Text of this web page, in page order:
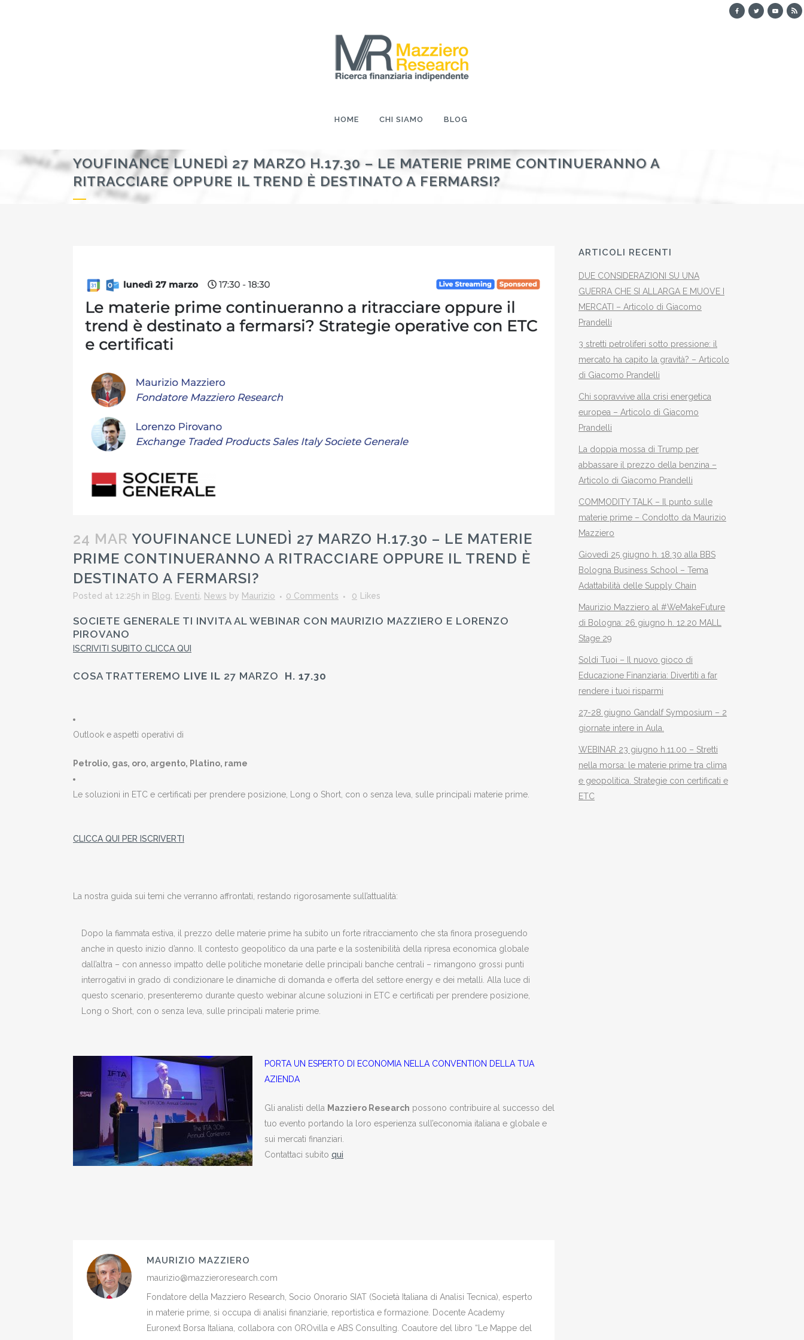
HOME CHI SIAMO BLOG
YOUFINANCE LUNEDÌ 27 MARZO H.17.30 – LE MATERIE PRIME CONTINUERANNO A
RITRACCIARE OPPURE IL TREND È DESTINATO A FERMARSI?
24 MAR YOUFINANCE LUNEDÌ 27 MARZO H.17.30 – LE MATERIE
PRIME CONTINUERANNO A RITRACCIARE OPPURE IL TREND È
DESTINATO A FERMARSI?
Posted at 12:25h in Blog Eventi News by Maurizio 0 Comments 0 Likes
SOCIETE GENERALE TI INVITA AL WEBINAR CON MAURIZIO MAZZIERO E LORENZO
PIROVANO
ISCRIVITI SUBITO CLICCA QUI
COSA TRATTEREMO LIVE IL 27 MARZO H. 17.30
Outlook e aspetti operativi di
Petrolio, gas, oro, argento, Platino, rame
Le soluzioni in ETC e certificati per prendere posizione, Long o Short, con o senza leva, sulle principali materie prime.
CLICCA QUI PER ISCRIVERTI
La nostra guida sui temi che verranno affrontati, restando rigorosamente sull’attualità:
Dopo la fiammata estiva, il prezzo delle materie prime ha subito un forte ritracciamento che sta finora proseguendo
anche in questo inizio d’anno. Il contesto geopolitico da una parte e la sostenibilità della ripresa economica globale
dall’altra – con annesso impatto delle politiche monetarie delle principali banche centrali – rimangono grossi punti
interrogativi in grado di condizionare le dinamiche di domanda e offerta del settore energy e dei metalli. Alla luce di
questo scenario, presenteremo durante questo webinar alcune soluzioni in ETC e certificati per prendere posizione,
Long o Short, con o senza leva, sulle principali materie prime.
PORTA UN ESPERTO DI ECONOMIA NELLA CONVENTION DELLA TUA
AZIENDA
Gli analisti della Mazziero Research possono contribuire al successo del
tuo evento portando la loro esperienza sull’economia italiana e globale e
sui mercati finanziari.
Contattaci subito qui
MAURIZIO MAZZIERO
maurizio@mazzieroresearch.com
Fondatore della Mazziero Research, Socio Onorario SIAT (Società Italiana di Analisi Tecnica), esperto
in materie prime, si occupa di analisi finanziarie, reportistica e formazione. Docente Academy
Euronext Borsa Italiana, collabora con OROvilla e ABS Consulting. Coautore del libro “Le Mappe del
ARTICOLI RECENTI
DUE CONSIDERAZIONI SU UNA
GUERRA CHE SI ALLARGA E MUOVE I
MERCATI – Articolo di Giacomo
Prandelli
3 stretti petroliferi sotto pressione: il
mercato ha capito la gravità? – Articolo
di Giacomo Prandelli
Chi sopravvive alla crisi energetica
europea – Articolo di Giacomo
Prandelli
La doppia mossa di Trump per
abbassare il prezzo della benzina –
Articolo di Giacomo Prandelli
COMMODITY TALK – Il punto sulle
materie prime – Condotto da Maurizio
Mazziero
Giovedì 25 giugno h. 18.30 alla BBS
Bologna Business School – Tema
Adattabilità delle Supply Chain
Maurizio Mazziero al #WeMakeFuture
di Bologna: 26 giugno h. 12.20 MALL
Stage 29
Soldi Tuoi – Il nuovo gioco di
Educazione Finanziaria: Divertiti a far
rendere i tuoi risparmi
27-28 giugno Gandalf Symposium – 2
giornate intere in Aula.
WEBINAR 23 giugno h.11.00 – Stretti
nella morsa: le materie prime tra clima
e geopolitica. Strategie con certificati e
ETC